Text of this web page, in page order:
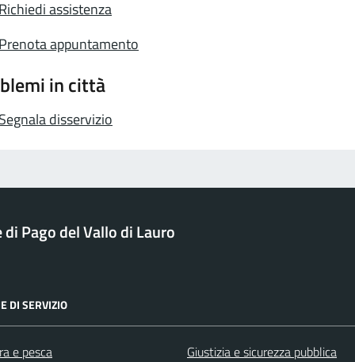
Richiedi assistenza
Prenota appuntamento
in città
Segnala disservizio
di Pago del Vallo di Lauro
DI SERVIZIO
e pesca
Giustizia e sicurezza pubblica